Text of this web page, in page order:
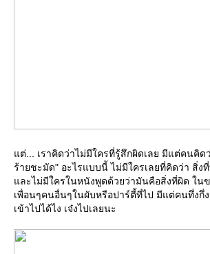
ต่... เราคิดว่าไม่มีใครที่รู้สึกผิดเลย มีแต่คนคิด
ร้ายชะมัด" อะไรแบบนี้ ไม่มีใครเลยที่คิดว่า สิ่ง
ละไม่มีใครในหนังพูดด้วยว่ามันคือสิ่งที่ผิด ใน
เพื่อนๆคนอื่นๆในผับหรือปาร์ตี้ที่ไป มีแต่คนทึ่ง
เข้าไปได้ไง เจ๋งไปเลยนะ